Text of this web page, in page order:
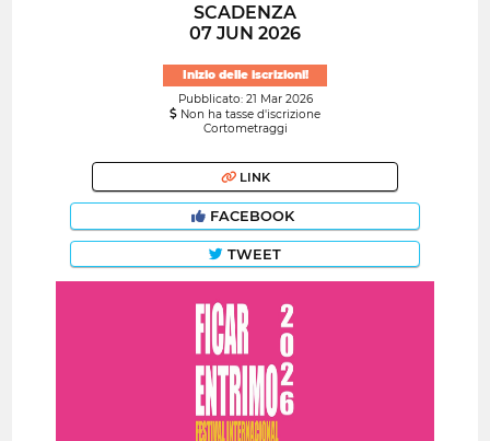
SCADENZA
07 JUN 2026
Inizio delle iscrizioni!
Pubblicato: 21 Mar 2026
Non ha tasse d'iscrizione
Cortometraggi
LINK
FACEBOOK
TWEET